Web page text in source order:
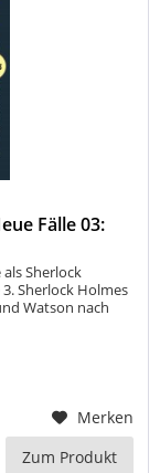
Fälle 03:
Sherlock
Sherlock Holmes
Watson nach
Merken
Zum Produkt